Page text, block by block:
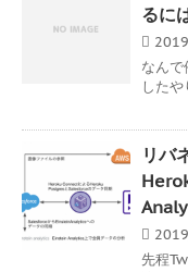
るに
なん
した
リバ
先程